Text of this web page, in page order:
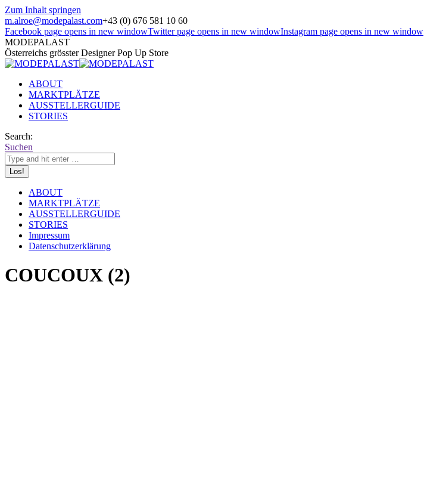
Zum Inhalt springen
m.alroe@modepalast.com+43 (0) 676 581 10 60
Facebook page opens in new windowTwitter page opens in new windowInstagram page opens in new window
MODEPALAST
Österreichs grösster Designer Pop Up Store
ABOUT
MARKTPLÄTZE
AUSSTELLERGUIDE
STORIES
Search:
Suchen
ABOUT
MARKTPLÄTZE
AUSSTELLERGUIDE
STORIES
Impressum
Datenschutzerklärung
COUCOUX (2)